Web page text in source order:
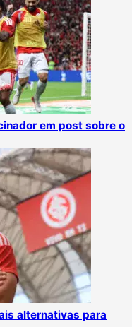
em post sobre o
alternativas para